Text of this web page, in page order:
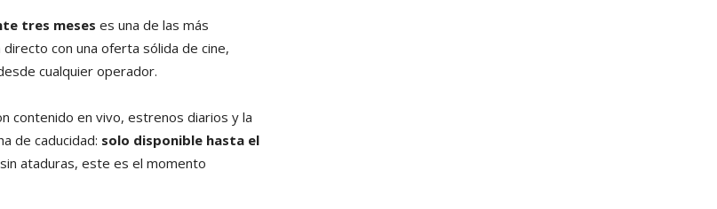
tres meses es una de las más
con una oferta sólida de cine,
cualquier operador.
contenido en vivo, estrenos diarios y la
de caducidad: solo disponible hasta el
ataduras, este es el momento